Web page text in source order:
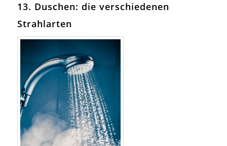
13. Duschen: die verschiedenen
Strahlarten